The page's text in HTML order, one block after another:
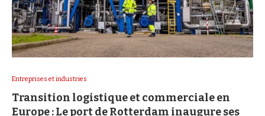
Entreprises et industries
Transition logistique et commerciale en
Europe : Le port de Rotterdam inaugure ses